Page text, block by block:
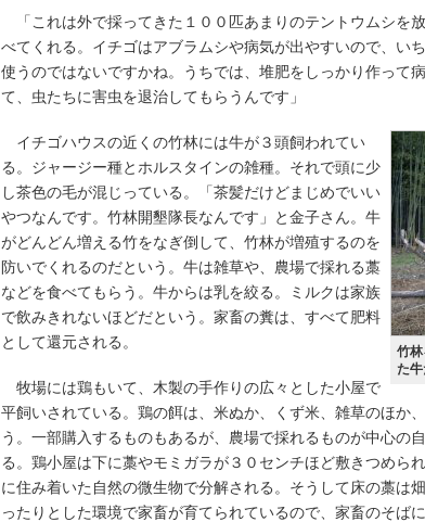
「これは外で採ってきた１００匹あまりのテントウムシを
べてくれる。イチゴはアブラムシや病気が出やすいので、い
使うのではないですかね。うちでは、堆肥をしっかり作って
て、虫たちに害虫を退治してもらうんです」
竹
た牛
イチゴハウスの近くの竹林には牛が３頭飼われてい
る。ジャージー種とホルスタインの雑種。それで頭に少
し茶色の毛が混じっている。「茶髪だけどまじめでいい
やつなんです。竹林開墾隊長なんです」と金子さん。牛
がどんどん増える竹をなぎ倒して、竹林が増殖するのを
防いでくれるのだという。牛は雑草や、農場で採れる藁
などを食べてもらう。牛からは乳を絞る。ミルクは家族
で飲みきれないほどだという。家畜の糞は、すべて肥料
として還元される。
牧場には鶏もいて、木製の手作りの広々とした小屋で
平飼いされている。鶏の餌は、米ぬか、くず米、雑草のほか
う。一部購入するものもあるが、農場で採れるものが中心の
る。鶏小屋は下に藁やモミガラが３０センチほど敷きつめら
に住み着いた自然の微生物で分解される。そうして床の藁は
ったりとした環境で家畜が育てられているので、家畜のそば